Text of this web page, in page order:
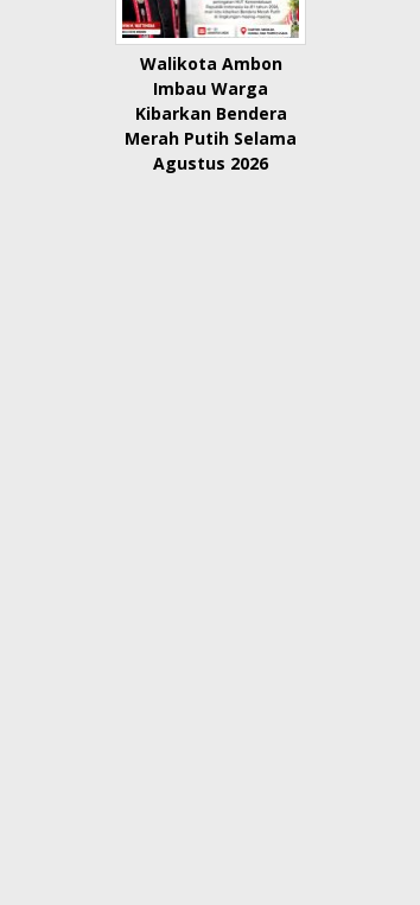
Walikota Ambon
Imbau Warga
Kibarkan Bendera
Merah Putih Selama
Agustus 2026